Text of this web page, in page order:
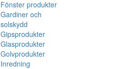
Fönster produkter
Gardiner och
solskydd
Gipsprodukter
Glasprodukter
Golvprodukter
Inredning